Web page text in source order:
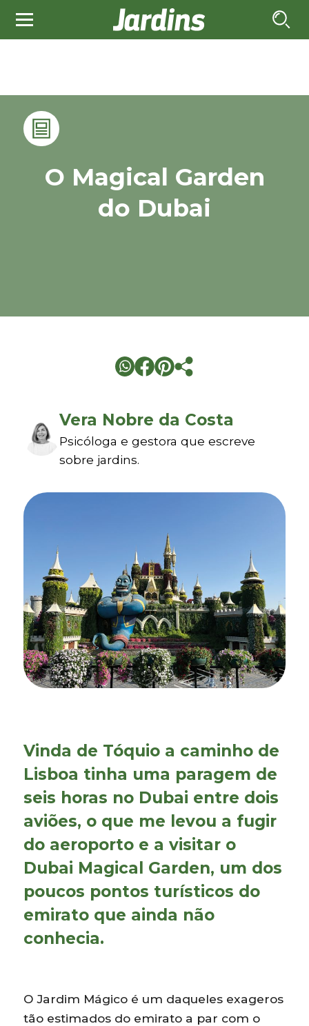
O Magical Garden
do Dubai
Vera Nobre da Costa
Psicóloga e gestora que escreve
sobre jardins.
Vinda de Tóquio a caminho de
Lisboa tinha uma paragem de
seis horas no Dubai entre dois
aviões, o que me levou a fugir
do aeroporto e a visitar o
Dubai Magical Garden, um dos
poucos pontos turísticos do
emirato que ainda não
conhecia.
O Jardim Mágico é um daqueles exageros
tão estimados do emirato a par com o